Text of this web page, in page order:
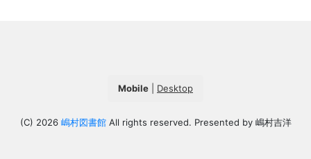
Mobile Desktop
(C) 2026 嶋村図書館All rights reserved. Presented by 嶋村吉洋